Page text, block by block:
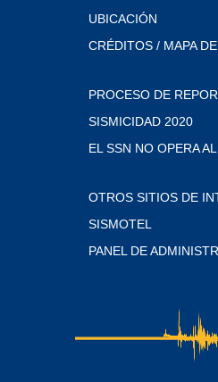
UBICACIÓN
CRÉDITOS / MAPA
PROCESO DE
SISMICIDAD 2020
EL SSN NO OPERA
OTROS SITIOS DE
SISMOTEL
PANEL DE